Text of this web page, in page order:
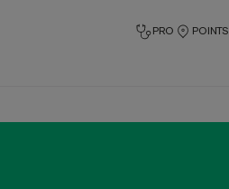
PRO